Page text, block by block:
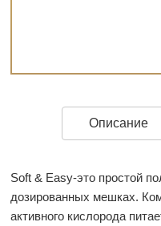
Описание
Soft & Easy-это простой
дозированных мешках.
активного кислорода